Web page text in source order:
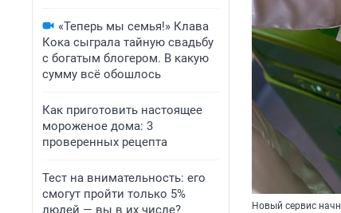
«Теперь мы семья!» Клава
Кока сыграла тайную свадьбу
с богатым блогером. В какую
сумму всё обошлось
Как приготовить настоящее
мороженое дома: 3
проверенных рецепта
Тест на внимательность: его
смогут пройти только 5%
людей — вы в их числе?
Новый сервис